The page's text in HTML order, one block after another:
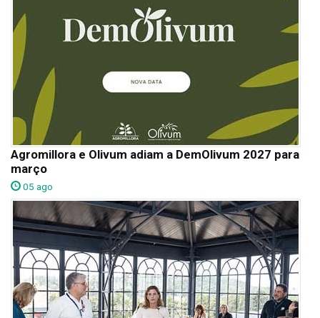
Agromillora e Olivum adiam a DemOlivum 2027 para
março
05 ago